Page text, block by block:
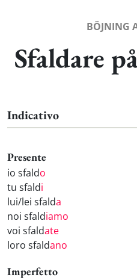
BÖJNING
Sfaldare
Indicativo
Presente
io sfaldo
tu sfaldi
lui/lei sfalda
noi sfaldiamo
voi sfaldate
loro sfaldano
Imperfetto